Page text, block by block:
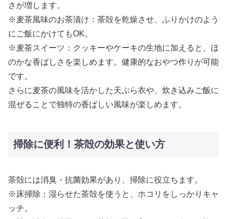
さが増します。
※麦茶風味のお茶漬け：茶殻を乾燥させ、ふりかけのよう
にご飯にかけてもOK。
※麦茶スイーツ：クッキーやケーキの生地に加えると、ほ
のかな香ばしさを楽しめます。健康的なおやつ作りが可能
です。
さらに麦茶の風味を活かした天ぷら衣や、炊き込みご飯に
混ぜることで独特の香ばしい風味が楽しめます。
掃除に便利！茶殻の効果と使い方
茶殻には消臭・抗菌効果があり、掃除に役立ちます。
※床掃除：湿らせた茶殻を使うと、ホコリをしっかりキャ
ッチ。